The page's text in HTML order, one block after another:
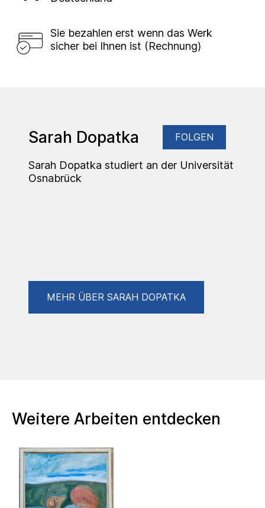
Sie bezahlen erst wenn das Werk
sicher bei Ihnen ist (Rechnung)
Sarah Dopatka FOLGEN
Sarah Dopatka studiert an der Universität
Osnabrück
MEHR ÜBER SARAH DOPATKA
Weitere Arbeiten entdecken